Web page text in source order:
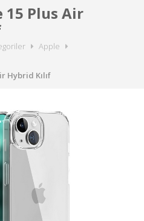
15 Plus Air
Apple
Hybrid Kılıf